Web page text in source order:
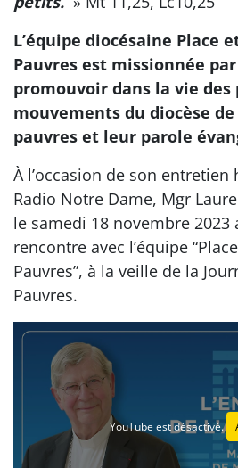
L’équipe diocésaine Place
Pauvres est missionnée
promouvoir dans la vie des
mouvements du diocèse de
pauvres et leur parole
À l’occasion de son
Radio Notre Dame, Mgr
le samedi 18 novembre 2023
rencontre avec l’équipe
Pauvres”, à la veille de la
Pauvres.
YouTube est désactivé.